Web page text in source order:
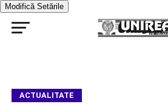
Modifică Setările
ACTUALITATE